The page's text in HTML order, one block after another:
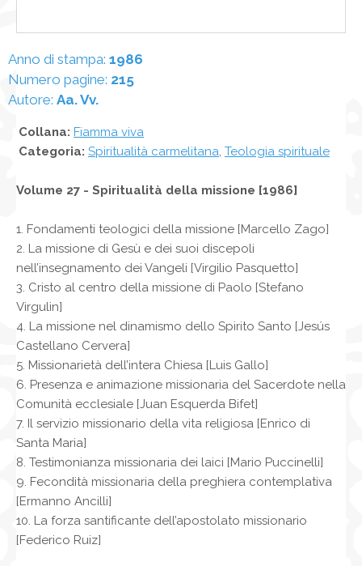
Anno di stampa: 1986
Numero pagine: 215
Autore: Aa. Vv.
Collana: Fiamma viva
Categoria: Spiritualità carmelitana Teologia spirituale
Volume 27 - Spiritualità della missione [1986]
1. Fondamenti teologici della missione [Marcello Zago]
2. La missione di Gesù e dei suoi discepoli
nell’insegnamento dei Vangeli [Virgilio Pasquetto]
3. Cristo al centro della missione di Paolo [Stefano
Virgulin]
4. La missione nel dinamismo dello Spirito Santo [Jesús
Castellano Cervera]
5. Missionarietà dell’intera Chiesa [Luis Gallo]
6. Presenza e animazione missionaria del Sacerdote nella
Comunità ecclesiale [Juan Esquerda Bifet]
7. Il servizio missionario della vita religiosa [Enrico di
Santa Maria]
8. Testimonianza missionaria dei laici [Mario Puccinelli]
9. Fecondità missionaria della preghiera contemplativa
[Ermanno Ancilli]
10. La forza santificante dell’apostolato missionario
[Federico Ruiz]